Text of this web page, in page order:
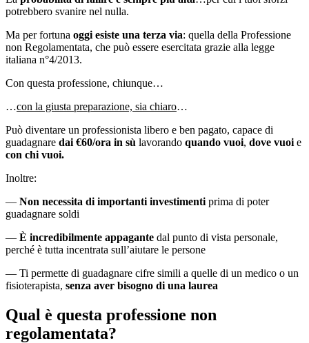
potrebbero svanire nel nulla.
Ma per fortuna oggi esiste una terza via: quella della Professione
non Regolamentata, che può essere esercitata grazie alla legge
italiana n°4/2013.
Con questa professione, chiunque…
…con la giusta preparazione, sia chiaro…
Può diventare un professionista libero e ben pagato, capace di
guadagnare dai €60/ora in sù lavorando quando vuoi, dove vuoi e
con chi vuoi.
Inoltre:
— Non necessita di importanti investimenti prima di poter
guadagnare soldi
— È incredibilmente appagante dal punto di vista personale,
perché è tutta incentrata sull’aiutare le persone
— Ti permette di guadagnare cifre simili a quelle di un medico o un
fisioterapista, senza aver bisogno di una laurea
Qual è questa professione non
regolamentata?